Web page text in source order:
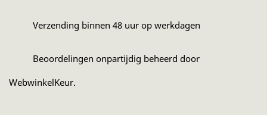
Verzending binnen 48 uur op werkdagen
Beoordelingen onpartijdig beheerd door
WebwinkelKeur.